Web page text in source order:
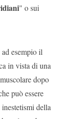
" o sui
esempio il
in vista di una
dopo
può essere
della